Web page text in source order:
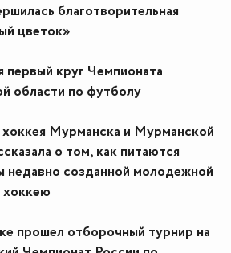
благотворительная
цветок»
первый круг Чемпионата
области по футболу
Мурманска и Мурманской
о том, как питаются
недавно созданной молодежной
хоккею
прошел отборочный турнир на